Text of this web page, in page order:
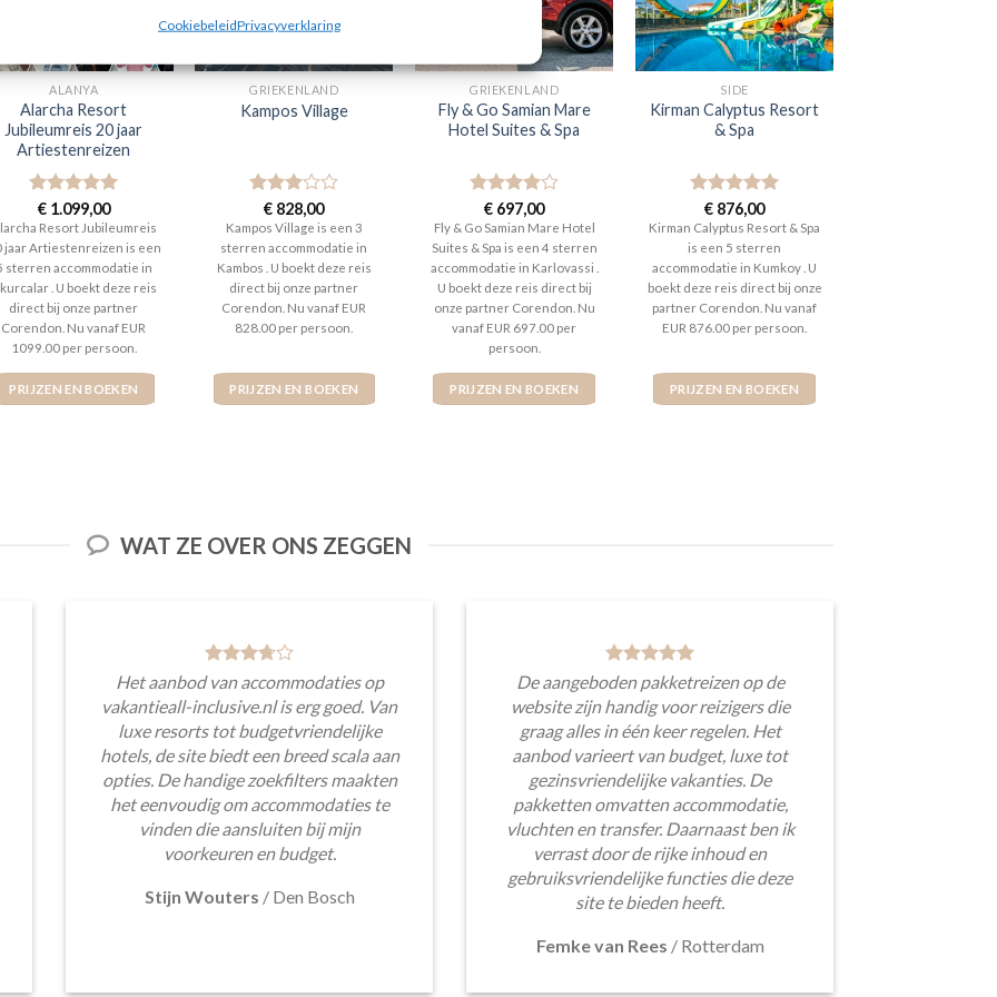
CookiebeleidPrivacyverklaring
ALANYA
Alarcha Resort
Jubileumreis 20 jaar
Artiestenreizen
Gewaardeerd
5 uit 5
€1.099,00
Resort Jubileumreis
jaar Artiestenreizen is een
sterren accommodatie in
. U boekt deze reis
direct bij onze partner
Corendon. Nu vanaf EUR
1099.00 per persoon.
PRIJZEN EN BOEKEN
GRIEKENLAND
Kampos Village
Gewaardeerd
3uit 5
€ 828,00
Kampos Village is een 3
sterren accommodatie in
Kambos . U boekt deze reis
direct bij onze partner
Corendon. Nu vanaf EUR
828.00 per persoon.
PRIJZEN EN BOEKEN
GRIEKENLAND
Fly & Go Samian Mare
Hotel Suites & Spa
Gewaardeerd
4uit 5
€ 697,00
Fly & Go Samian Mare Hotel
Suites & Spa is een 4 sterren
accommodatie in Karlovassi .
U boekt deze reis direct bij
onze partner Corendon. Nu
vanaf EUR 697.00 per
persoon.
PRIJZEN EN BOEKEN
SIDE
Kirman Calyptus Resort
& Spa
Gewaardeerd
5uit 5
€ 876,00
Kirman Calyptus Resort & Spa
is een 5 sterren
accommodatie in Kumkoy . U
boekt deze reis direct bij onze
partner Corendon. Nu vanaf
EUR 876.00 per persoon.
PRIJZEN EN BOEKEN
WAT ZE OVER ONS ZEGGEN
Het aanbod van accommodaties op
vakantieall-inclusive.nl is erg goed. Van
luxe resorts tot budgetvriendelijke
hotels, de site biedt een breed scala aan
opties. De handige zoekfilters maakten
het eenvoudig om accommodaties te
vinden die aansluiten bij mijn
voorkeuren en budget.
Stijn Wouters / Den Bosch
De aangeboden pakketreizen op de
website zijn handig voor reizigers die
graag alles in één keer regelen. Het
aanbod varieert van budget, luxe tot
gezinsvriendelijke vakanties. De
pakketten omvatten accommodatie,
vluchten en transfer. Daarnaast ben ik
verrast door de rijke inhoud en
gebruiksvriendelijke functies die deze
site te bieden heeft.
Femke van Rees / Rotterdam